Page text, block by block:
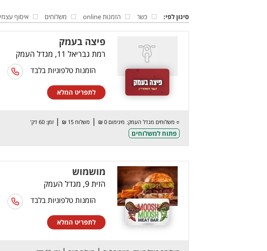
סינון לפי: כשר הזמנות online משלוחים איסוף עצמי
פיצה בעמק
רמת גבריאל 11, מגדל העמק
הזמנות טלפוניות בלבד
לתפריט המלא
○ משלוחים מגדל העמק: מינימום 0 ₪ | משלוח 15 ₪ | זמן: 60 דק’
פתוח למשלוחים
מושמוש
הזית 9, מגדל העמק
הזמנות טלפוניות בלבד
לתפריט המלא